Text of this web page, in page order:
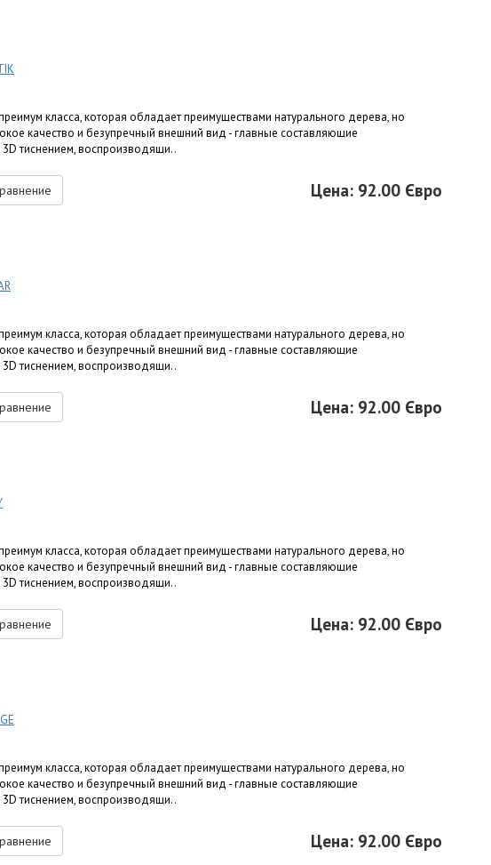
класса, которая обладает преимуществами натурального дерева, но
качество и безупречный внешний вид - главные составляющие
тиснением, воспроизводящи..
Цена: 92.00 Євро
класса, которая обладает преимуществами натурального дерева, но
качество и безупречный внешний вид - главные составляющие
тиснением, воспроизводящи..
Цена: 92.00 Євро
класса, которая обладает преимуществами натурального дерева, но
качество и безупречный внешний вид - главные составляющие
тиснением, воспроизводящи..
Цена: 92.00 Євро
класса, которая обладает преимуществами натурального дерева, но
качество и безупречный внешний вид - главные составляющие
тиснением, воспроизводящи..
Цена: 92.00 Євро